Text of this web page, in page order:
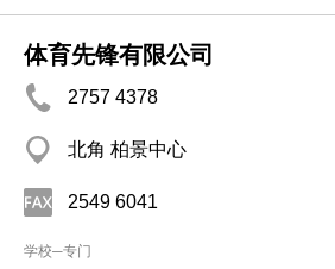
体育先锋有限公司
2757 4378
北角 柏景中心
2549 6041
学校─专门